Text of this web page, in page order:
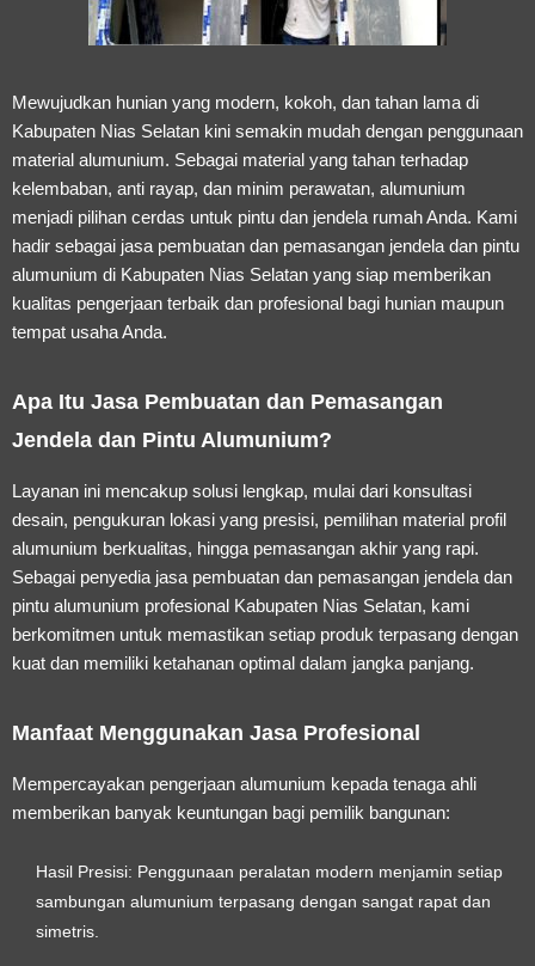
Mewujudkan hunian yang modern, kokoh, dan tahan lama di
Kabupaten Nias Selatan kini semakin mudah dengan penggunaan
material alumunium. Sebagai material yang tahan terhadap
kelembaban, anti rayap, dan minim perawatan, alumunium
menjadi pilihan cerdas untuk pintu dan jendela rumah Anda. Kami
hadir sebagai jasa pembuatan dan pemasangan jendela dan pintu
alumunium di Kabupaten Nias Selatan yang siap memberikan
kualitas pengerjaan terbaik dan profesional bagi hunian maupun
tempat usaha Anda.
Apa Itu Jasa Pembuatan dan Pemasangan
Jendela dan Pintu Alumunium?
Layanan ini mencakup solusi lengkap, mulai dari konsultasi
desain, pengukuran lokasi yang presisi, pemilihan material profil
alumunium berkualitas, hingga pemasangan akhir yang rapi.
Sebagai penyedia jasa pembuatan dan pemasangan jendela dan
pintu alumunium profesional Kabupaten Nias Selatan, kami
berkomitmen untuk memastikan setiap produk terpasang dengan
kuat dan memiliki ketahanan optimal dalam jangka panjang.
Manfaat Menggunakan Jasa Profesional
Mempercayakan pengerjaan alumunium kepada tenaga ahli
memberikan banyak keuntungan bagi pemilik bangunan:
Hasil Presisi: Penggunaan peralatan modern menjamin setiap
sambungan alumunium terpasang dengan sangat rapat dan
simetris.